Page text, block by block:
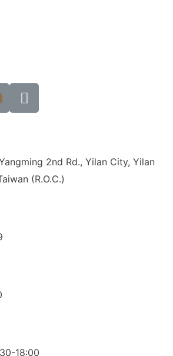
2nd Rd., Yilan City, Yilan
(R.O.C.)
18:00